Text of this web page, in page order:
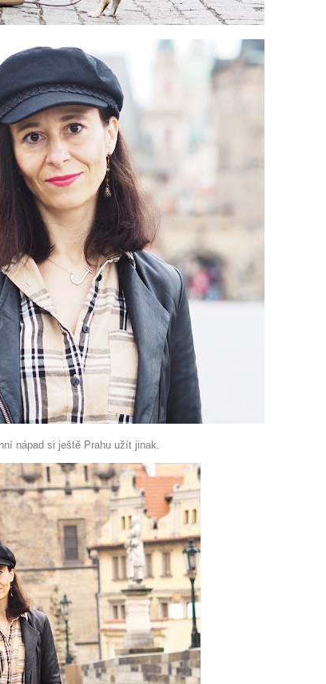
nápad si ještě Prahu užít jinak.